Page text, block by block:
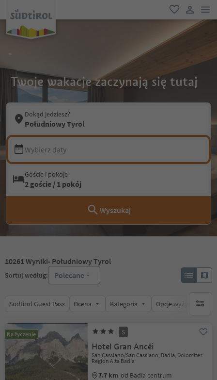
ulubione
link
Twoje wakacje zaczynają się tutaj
Dokąd jedziesz?
Południowy Tyrol
Wybierz daty
Goście i pokoje
2 goście / 1 pokój
Wyszukaj
10261 Wyniki- Południowy Tyrol
Sortuj według: Polecane
Südtirol Guest Pass Ocena Kategoria Opcje wyżywieniabrak
Na życzenie S
Hotel Gran Ancëi
San Cassiano/San Cassiano, Badia, Dolomites
Region Alta Badia
7.7 km od Badia centrum